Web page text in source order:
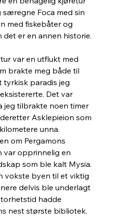
Foca med sin
med fiskebåter og
det er en annen historie.
var en utflukt med
brakte meg både til
tyrkisk paradis jeg
Det var
jeg tilbrakte noen timer
Asklepieion som
unna.
om Pergamons
var opprinnelig en
som ble kalt Mysia.
vokste byen til et viktig
delvis ble underlagt
hadde
nest største bibliotek.